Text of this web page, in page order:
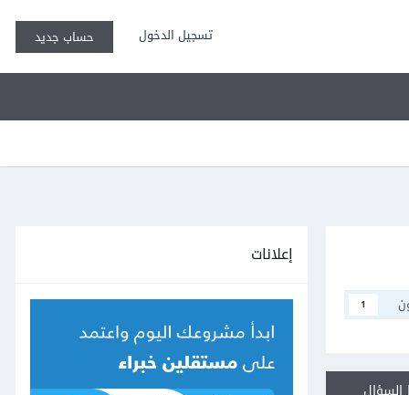
تسجيل الدخول حساب جديد
1
إعلانات